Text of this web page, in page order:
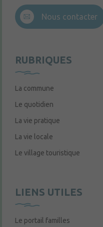
Nous contacter
RUBRIQUES
La commune
Le quotidien
La vie pratique
La vie locale
Le village touristique
LIENS UTILES
Le portail familles